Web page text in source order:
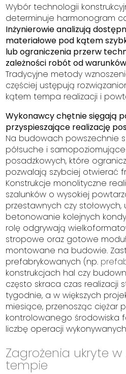
Wybór technologii
determinuje harmonogram
Inżynierowie analizują
materiałowe pod kątem
lub ograniczenia przerw
zależności robót od
Tradycyjne metody
częściej ustępują
kątem tempa realizacji i
Wykonawcy chętnie sięgają
przyspieszające realizację
Na budowach powszechnie
półsuche i
posadzkowych, które
pozwalają szybciej otwierać
Konstrukcje monolityczne
szalunków o wysokiej
przestawnych czy stołowych,
betonowanie kolejnych
rolę odgrywają
stropowe oraz gotowe
montowane na budowie.
prefabrykowanych (np.
konstrukcjach hal czy
często skraca czas realizacji
tygodnie, a w większych
miesiące, przenosząc ciężar
kontrolowanego środowiska
liczbę operacji wykonywanych
Zagrożenia ukryte
tempie